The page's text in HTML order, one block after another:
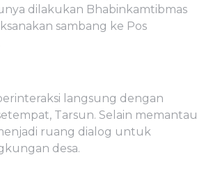
dilakukan Bhabinkamtibmas
sambang ke Pos
langsung dengan
Tarsun. Selain memantau
ruang dialog untuk
desa.